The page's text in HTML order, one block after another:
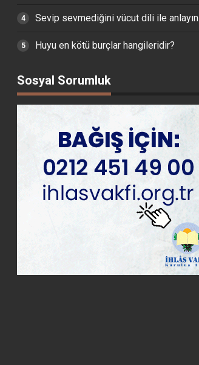
Sevip sevmediğini vücut dili ile anlayın
Huyu en kötü burçlar hangileridir?
Sosyal Sorumluk